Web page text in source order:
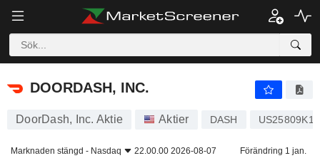
DOORDASH, INC.
DOORDASH, INC.
DoorDash, Inc. Aktie Aktier DASH
Marknaden stängd - Nasdaq 22.00.00 2026-08-07 Förändring 1 jan.